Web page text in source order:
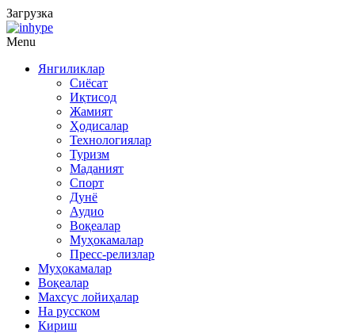
Загрузка
Menu
Янгиликлар
Сиёсат
Иқтисод
Жамият
Ҳодисалар
Технологиялар
Туризм
Маданият
Спорт
Дунё
Аудио
Воқеалар
Муҳокамалар
Пресс-релизлар
Муҳокамалар
Воқеалар
Махсус лойиҳалар
На русском
Кириш